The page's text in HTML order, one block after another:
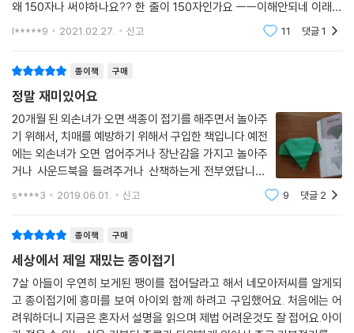
왜 150자나 써야하나요?? 한 줄이 150자인가요 ㅡㅡ이해안되네 이래서
안쓸려고했는데 아쉬워서 다른분들 참고해라고 씁니다 150자가 한 줄이
l*****9 2021.02.27. 신고 11 댓글1
종이책 구매
정말 재미있어요
20개월 된 외손녀가 오면 색종이 접기를 해주면서 놀아주
기 위해서, 치매를 예방하기 위해서 구입한 책입니다.예전
에는 외손녀가 오면 업어주거나 장난감을 가지고 놀아주
거나 사운드북을 들려주거나 산책하는게 전부였답니다.
그런데 두돌이 다가오는 요즘엔 문득 장난감 보다는 그림
s****3 2019.06.01. 신고 9 댓글 2
종이책 구매
세상에서 제일 재밌는 종이접기
7살 아들이 우연히 보게된 팽이를 접어달라고 해서 네모아저씨를 알게되
고 종이접기에 흥미를 보여 아이외 함께 하려고 구입했어요. 처음에는 어
려워하더니 지금은 혼자서 설명을 읽으며 제법 어려운것도 잘 접어요.아이